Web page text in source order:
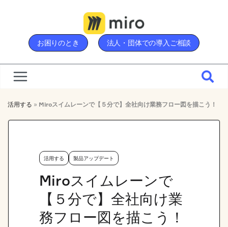
content
お困りのとき 法人・団体での導入ご相談
活用する » Miroスイムレーンで【５分で】全社向け業務フロー図を描こう！
活用する 製品アップデート
Miroスイムレーンで
【５分で】全社向け業
務フロー図を描こう！